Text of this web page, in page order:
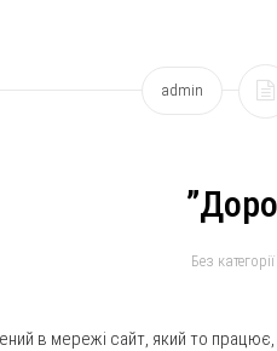
admin
Без категорії
в мережі сайт, який то